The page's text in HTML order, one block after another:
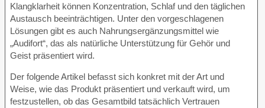
Klangklarheit können Konzentration, Schlaf und den täglichen
Austausch beeinträchtigen. Unter den vorgeschlagenen
Lösungen gibt es auch Nahrungsergänzungsmittel wie
„Audifort“, das als natürliche Unterstützung für Gehör und
Geist präsentiert wird.
Der folgende Artikel befasst sich konkret mit der Art und
Weise, wie das Produkt präsentiert und verkauft wird, um
festzustellen, ob das Gesamtbild tatsächlich Vertrauen